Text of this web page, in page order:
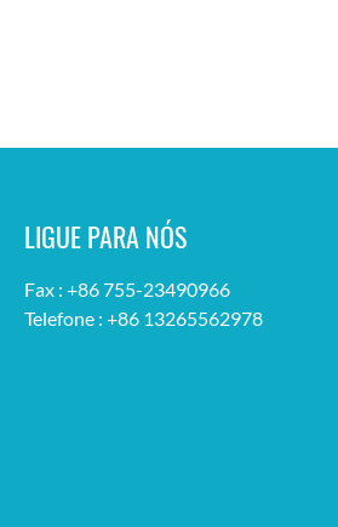
LIGUE PARA NÓS
Fax : +86 755-23490966
Telefone : +86 13265562978